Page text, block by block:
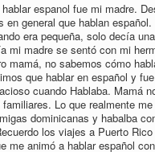
espanol fue mi madre.
general que hablan
era pequeña, solo decía
mi madre se sentó con mi
mamá, no sabemos cómo
que hablar en español y
cuando Hablaba. Mamá
Lo que realmente
dominicanas y habalba
los viajes a Puerto
me animó a hablar español